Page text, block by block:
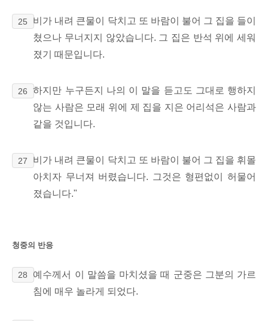
25
비가 내려 큰물이 닥치고 또 바람이 불어 그 집을 들이
쳤으나 무너지지 않았습니다. 그 집은 반석 위에 세워
졌기 때문입니다.
26
하지만 누구든지 나의 이 말을 듣고도 그대로 행하지
않는 사람은 모래 위에 제 집을 지은 어리석은 사람과
같을 것입니다.
27
비가 내려 큰물이 닥치고 또 바람이 불어 그 집을 휘몰
아치자 무너져 버렸습니다. 그것은 형편없이 허물어
졌습니다."
청중의 반응
28
예수께서 이 말씀을 마치셨을 때 군중은 그분의 가르
침에 매우 놀라게 되었다.